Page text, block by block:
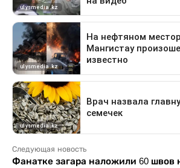
Следующая новость
Фанатке загара наложили 60 швов